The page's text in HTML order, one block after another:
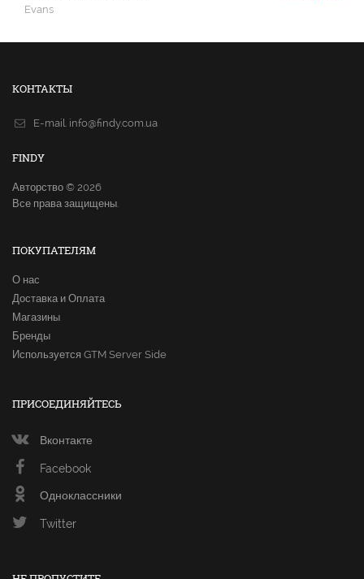
Evans
КОНТАКТЫ
E-mail. info@findy.com.ua
FINDY
Авторство © 2026
Все права защищены.
ПОКУПАТЕЛЯМ
О нас
Доставка и Оплата
Магазины
Бренды
Используется GTM Server Side
ПРИСОЕДИНЯЙТЕСЬ
Вконтакте
Facebook
Одноклассники
Twitter